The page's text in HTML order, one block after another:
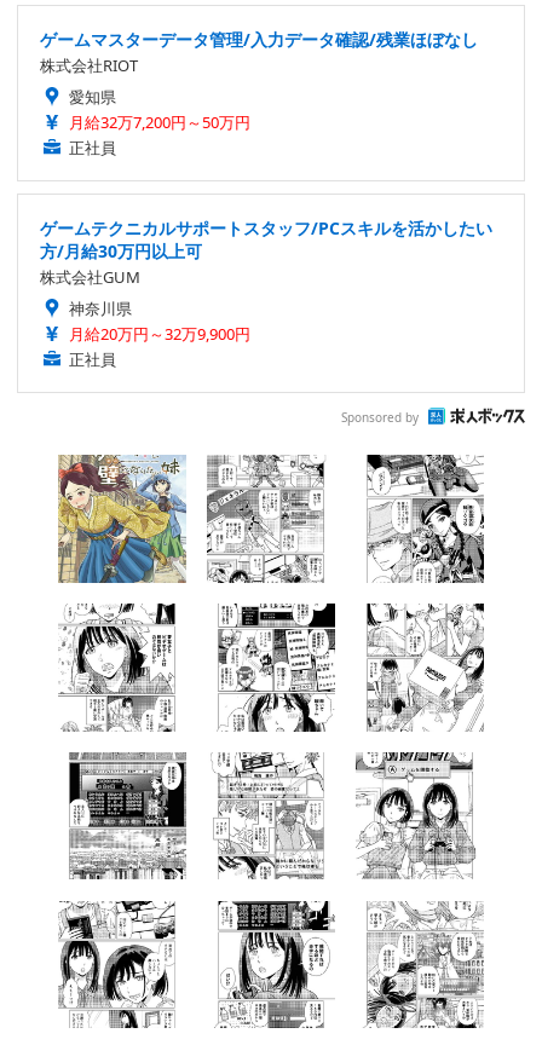
ゲームマスターデータ管理/入力データ確認/残業ほぼなし
株式会社RIOT
愛知県
月給32万7,200円～50万円
正社員
ゲームテクニカルサポートスタッフ/PCスキルを活かしたい
方/月給30万円以上可
株式会社GUM
神奈川県
月給20万円～32万9,900円
正社員
Sponsored by